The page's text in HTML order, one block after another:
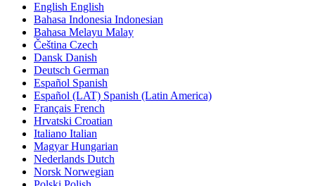
English English
Bahasa Indonesia Indonesian
Bahasa Melayu Malay
Čeština Czech
Dansk Danish
Deutsch German
Español Spanish
Español (LAT) Spanish (Latin America)
Français French
Hrvatski Croatian
Italiano Italian
Magyar Hungarian
Nederlands Dutch
Norsk Norwegian